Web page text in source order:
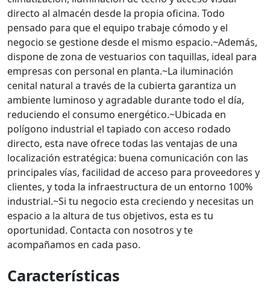
directo al almacén desde la propia oficina. Todo
pensado para que el equipo trabaje cómodo y el
negocio se gestione desde el mismo espacio.~Además,
dispone de zona de vestuarios con taquillas, ideal para
empresas con personal en planta.~La iluminación
cenital natural a través de la cubierta garantiza un
ambiente luminoso y agradable durante todo el día,
reduciendo el consumo energético.~Ubicada en
polígono industrial el tapiado con acceso rodado
directo, esta nave ofrece todas las ventajas de una
localización estratégica: buena comunicación con las
principales vías, facilidad de acceso para proveedores y
clientes, y toda la infraestructura de un entorno 100%
industrial.~Si tu negocio esta creciendo y necesitas un
espacio a la altura de tus objetivos, esta es tu
oportunidad. Contacta con nosotros y te
acompañamos en cada paso.
Características